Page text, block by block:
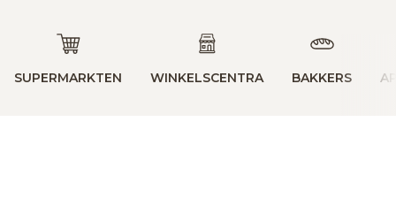
SUPERMARKTEN WINKELSCENTRA BAKKERS